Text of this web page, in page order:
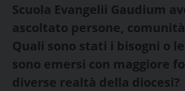
Scuola Evangelii Gaudium
ascoltato persone,
Quali sono stati i bisogni o
sono emersi con maggiore
diverse realtà della diocesi?